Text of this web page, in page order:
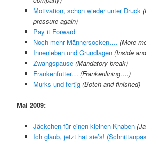
Motivation, schon wieder unter Druck
pressure again)
Pay it Forward
Noch mehr Männersocken…. (More
Innenleben und Grundlagen (Inside
Zwangspause (Mandatory break)
Frankenfutter… (Frankenlining….)
Murks und fertig (Botch and finished)
Mai 2009:
Jäckchen für einen kleinen Knaben
Ich glaub, jetzt hat sie’s!